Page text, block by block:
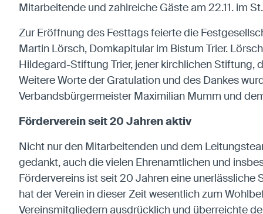
Mitarbeitende und zahlreiche Gäste am 22.11. im
Zur Eröffnung des Festtags feierte die
Martin Lörsch, Domkapitular im Bistum Trier.
Hildegard-Stiftung Trier, jener kirchlichen Stiftung,
Weitere Worte der Gratulation und des Dankes
Verbandsbürgermeister Maximilian Mumm und
Förderverein seit 20 Jahren aktiv
Nicht nur den Mitarbeitenden und dem
gedankt, auch die vielen Ehrenamtlichen und
Fördervereins ist seit 20 Jahren eine
hat der Verein in dieser Zeit wesentlich zum
Vereinsmitgliedern ausdrücklich und überreichte